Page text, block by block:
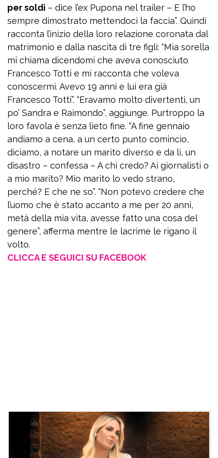
per soldi – dice l’ex Pupona nel trailer – E l’ho
sempre dimostrato mettendoci la faccia”. Quindi
racconta l’inizio della loro relazione coronata dal
matrimonio e dalla nascita di tre figli: “Mia sorella
mi chiama dicendomi che aveva conosciuto
Francesco Totti e mi racconta che voleva
conoscermi. Avevo 19 anni e lui era già
Francesco Totti”. “Eravamo molto divertenti, un
po’ Sandra e Raimondo”, aggiunge. Purtroppo la
loro favola è senza lieto fine. “A fine gennaio
andiamo a cena, a un certo punto comincio,
diciamo, a notare un marito diverso e da lì, un
disastro – confessa – A chi credo? Ai giornalisti o
a mio marito? Mio marito lo vedo strano,
perché? E che ne so”. “Non potevo credere che
l’uomo che è stato accanto a me per 20 anni,
metà della mia vita, avesse fatto una cosa del
genere”, afferma mentre le lacrime le rigano il
volto.
CLICCA E SEGUICI SU FACEBOOK